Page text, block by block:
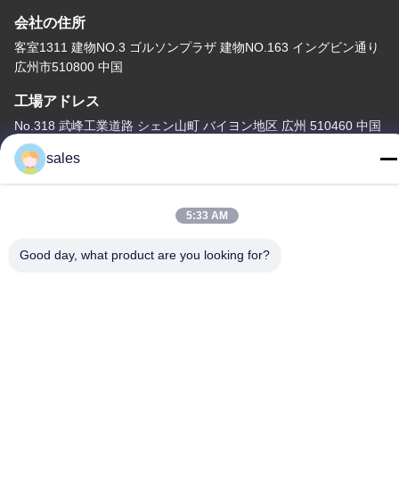
会社の住所
客室1311 建物NO.3 ゴルソンプラザ 建物NO.163 イングビン通り
広州市510800 中国
工場アドレス
No.318 武峰工業道路 シェン山町 バイヨン地区 広州 510460 中国
テレ
86-20-36969420
sales
5:33 AM
Good day, what product are you looking for?